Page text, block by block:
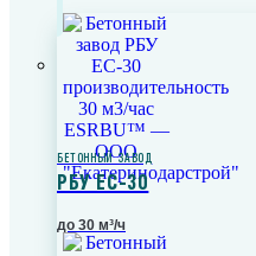
БЕТОННЫЙ ЗАВОД
РБУ ЕС-30
до 30 м³/ч